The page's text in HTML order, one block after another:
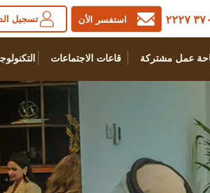
تسجيل استفسر الأن ٢٢٢٧
عمل مشتركة قاعات الاجتماعات